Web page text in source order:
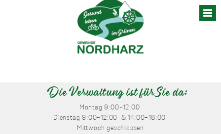
Die Verwaltung ist für Sie da:
Montag 9:00-12:00
Dienstag 9:00-12:00 & 14:00-18:00
Mittwoch geschlossen